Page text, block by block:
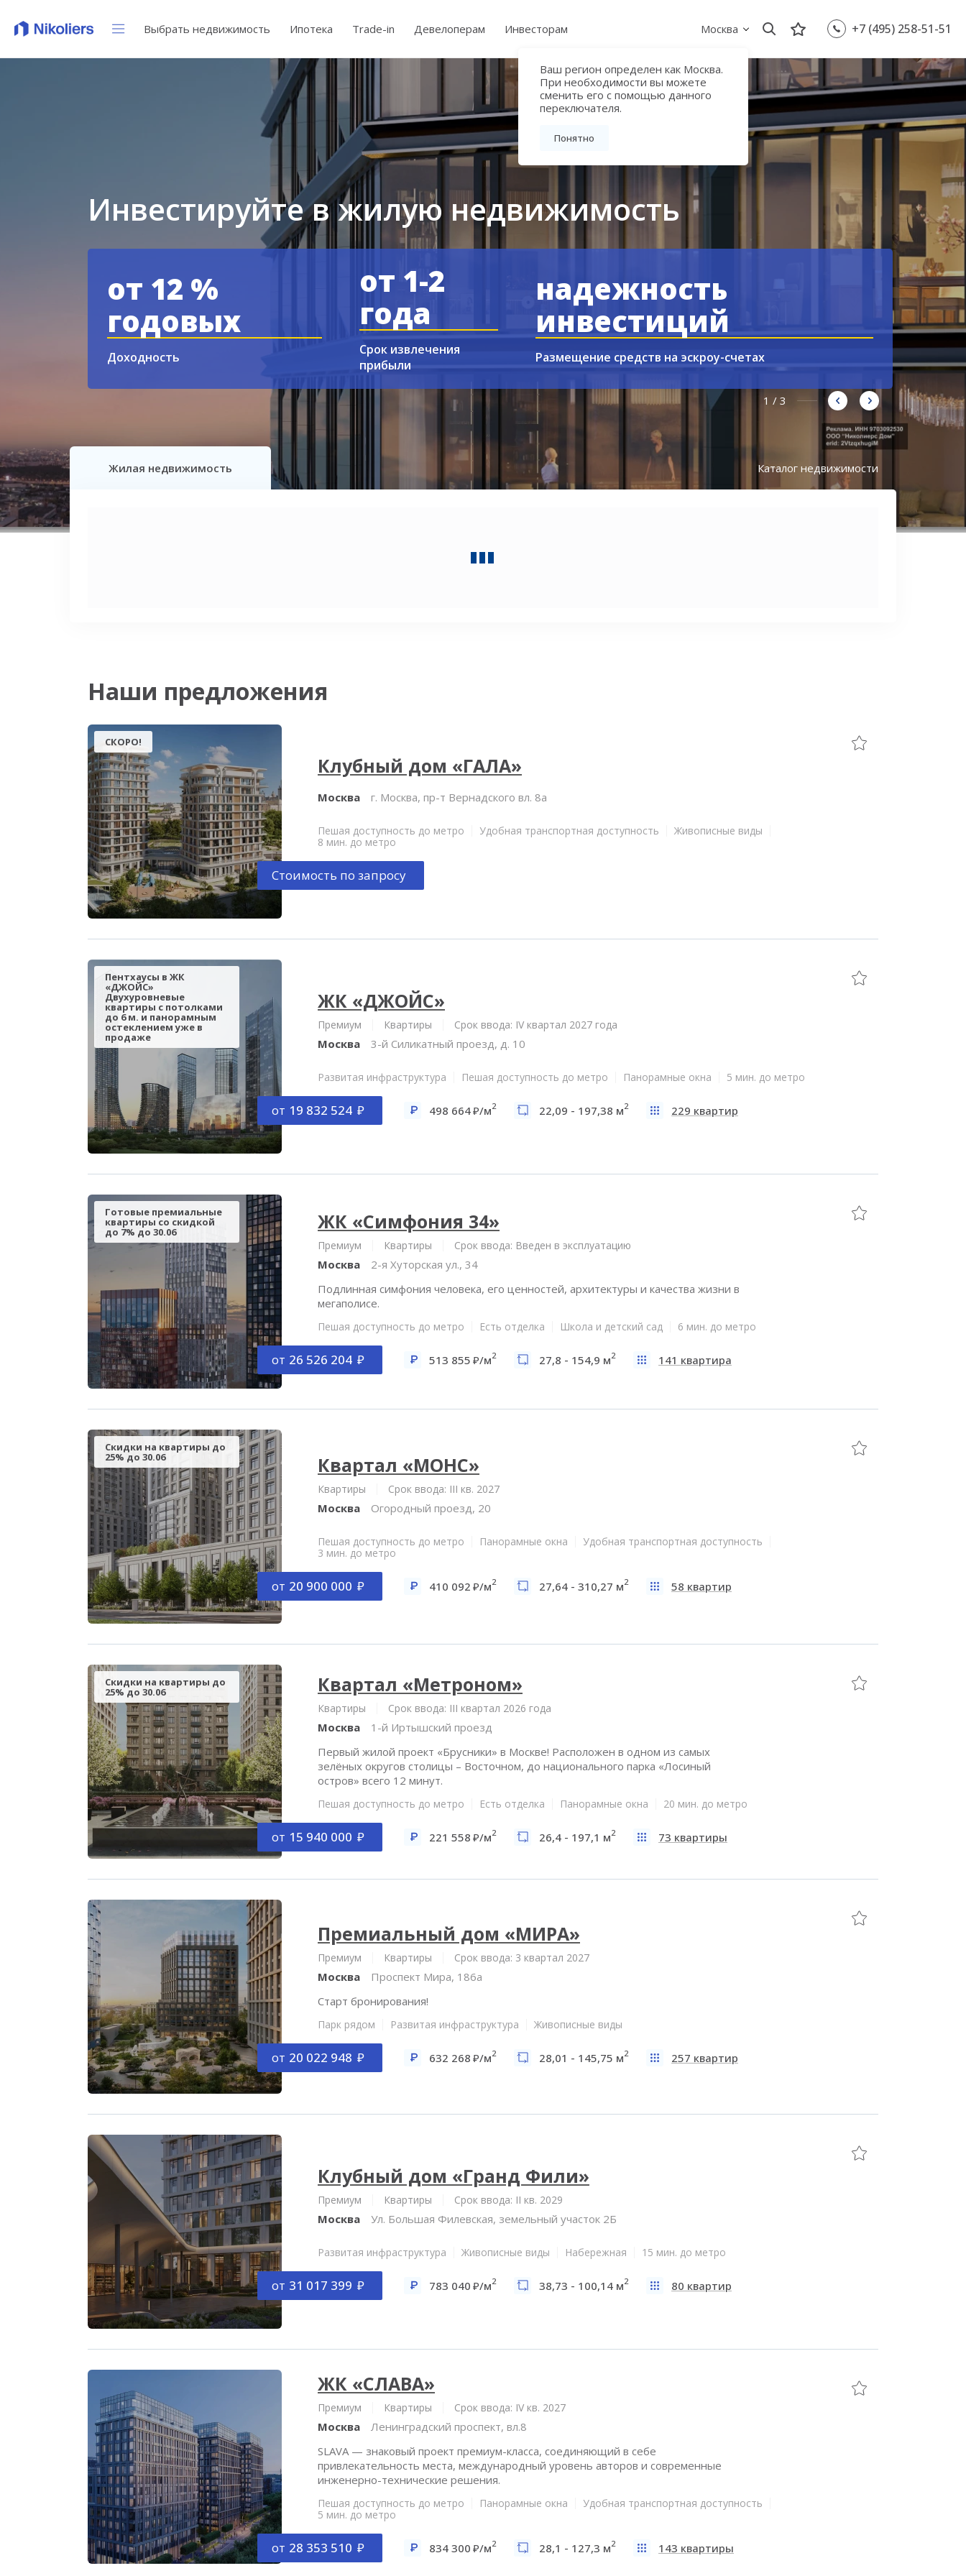
Выбрать недвижимость Ипотека Trade-in Девелоперам Инвесторам Москва
Ваш регион определен как Москва.
При необходимости вы можете
сменить его с помощью данного
переключателя.
Понятно
+7 (495) 258-51-51
Клубный дом «Гала» у МГУ
Узнайте о премиальном проекте в районе МГУ до
официального старта продаж
Скоро!
2 / 3
Жилая недвижимость Каталог недвижимости
Наши предложения
СКОРО!
Клубный дом «ГАЛА»
Москва г. Москва, пр-т Вернадского вл. 8а
Пешая доступность до метро Удобная транспортная доступность
Живописные виды
8 мин. до метро
Стоимость по запросу
Пентхаусы в ЖК
«ДЖОЙС»
Двухуровневые
квартиры с потолками
до 6 м. и панорамным
остеклением уже в
продаже
ЖК «ДЖОЙС»
Премиум Квартиры Срок ввода: IV квартал 2027 года
Москва 3-й Силикатный проезд, д. 10
Развитая инфраструктура Пешая доступность до метро Панорамные окна 5 мин. до метро
от 19 832 524 498 664 /м2 22,09 - 197,38 м2 229 квартир
Готовые премиальные
квартиры со скидкой
до 7% до 30.06 ЖК «Симфония 34»
Премиум Квартиры Срок ввода: Введен в эксплуатацию
Москва
2-я Хуторская ул., 34
Подлинная симфония человека, его ценностей, архитектуры и качества жизни в
мегаполисе.
Пешая доступность до метро Есть отделка Школа и детский сад 6 мин. до метро
от 26 526 204 513 855 /м2 27,8 - 154,9 м2 141 квартира
Скидки на квартиры до
25% до 30.06 Квартал «МОНС»
Квартиры Срок ввода: III кв. 2027
Москва Огородный проезд, 20
Пешая доступность до метро Панорамные окна
Удобная транспортная доступность
3 мин. до метро
от 20 900 000 410 092 /м2 27,64 - 310,27 м2 58 квартир
Скидки на квартиры до
25% до 30.06 Квартал «Метроном»
Квартиры Срок ввода: III квартал 2026 года
Москва
1-й Иртышский проезд
Первый жилой проект «Брусники» в Москве! Расположен в одном из самых
зелёных округов столицы – Восточном, до национального парка «Лосиный
остров» всего 12 минут.
Пешая доступность до метро Есть отделка Панорамные окна 20 мин. до метро
от 15 940 000 221 558 /м2 26,4 - 197,1 м2 73 квартиры
Премиальный дом «МИРА»
Премиум Квартиры Срок ввода: 3 квартал 2027
Москва
Проспект Мира, 186а
Старт бронирования!
Парк рядом Развитая инфраструктура Живописные виды
от 20 022 948 632 268 /м2 28,01 - 145,75 м2 257 квартир
Клубный дом «Гранд Фили»
Премиум Квартиры Срок ввода: II кв. 2029
Москва Ул. Большая Филевская, земельный участок 2Б
Развитая инфраструктура Живописные виды Набережная 15 мин. до метро
от 31 017 399 783 040 /м2 38,73 - 100,14 м2 80 квартир
ЖК «СЛАВА»
Премиум Квартиры Срок ввода: IV кв. 2027
Москва
Ленинградский проспект, вл.8
SLAVA — знаковый проект премиум-класса, соединяющий в себе
привлекательность места, международный уровень авторов и современные
инженерно-технические решения.
Пешая доступность до метро Панорамные окна
Удобная транспортная доступность
5 мин. до метро
от 28 353 510 834 300 /м2 28,1 - 127,3 м2 143 квартиры